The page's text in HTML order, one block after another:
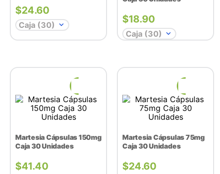
$24.60
Caja (30) $18.90
Caja (30)
Martesia Cápsulas 150mg
Caja 30 Unidades
$41.40
Martesia Cápsulas 75mg
Caja 30 Unidades
$24.60